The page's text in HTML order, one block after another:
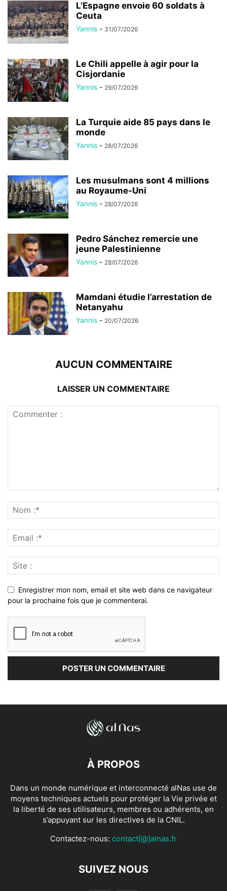
L’Espagne envoie 60 soldats à
Ceuta
Yannis - 31/07/2026
Le Chili appelle à agir pour la
Cisjordanie
Yannis - 29/07/2026
La Turquie aide 85 pays dans le
monde
Yannis - 28/07/2026
Les musulmans sont 4 millions
au Royaume-Uni
Yannis - 28/07/2026
Pedro Sánchez remercie une
jeune Palestinienne
Yannis - 28/07/2026
Mamdani étudie l’arrestation de
Netanyahu
Yannis - 20/07/2026
AUCUN COMMENTAIRE
LAISSER UN COMMENTAIRE
Enregistrer mon nom, email et site web dans ce navigateur
pour la prochaine fois que je commenterai.
À PROPOS
Dans un monde numérique et interconnecté alNas use de
moyens techniques actuels pour protéger la Vie privée et
la liberté de ses utilisateurs, membres ou adhérents, en
s’appuyant sur les directives de la CNIL.
Contactez-nous: contact[@]alnas.fr
SUIVEZ NOUS